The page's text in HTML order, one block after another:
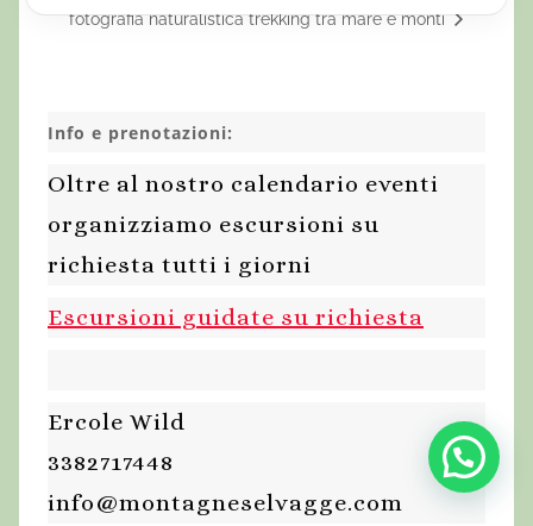
fotografia naturalistica trekking tra mare e monti
Info e prenotazioni:
Oltre al nostro calendario eventi
organizziamo escursioni su
richiesta tutti i giorni
Escursioni guidate su richiesta
Ercole Wild
3382717448
info@montagneselvagge.com